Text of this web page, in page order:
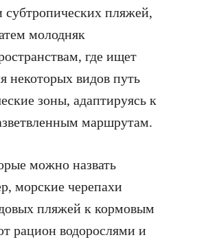
пляжей,
молодняк
где ищет
некоторых видов путь
зоны, адаптируясь к
маршрутам.
можно назвать
морские черепахи
пляжей к кормовым
рацион водорослями и